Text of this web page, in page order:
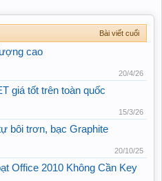
Bài viết cuối
cao
20/4/26
giá tốt trên toàn quốc
15/3/26
bôi trơn, bạc Graphite
20/10/25
Office 2010 Không Cần Key